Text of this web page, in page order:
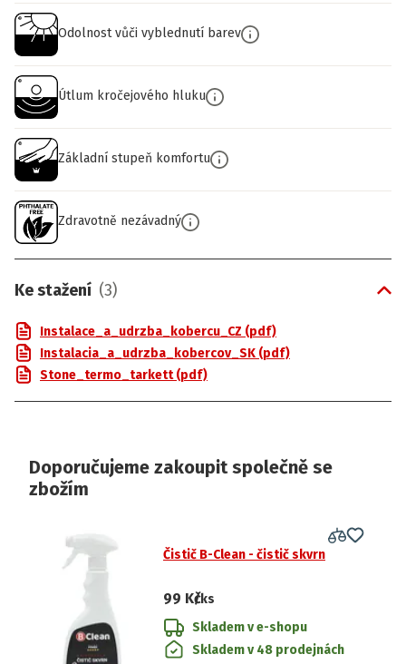
Odolnost vůči vyblednutí barev
Útlum kročejového hluku
Základní stupeň komfortu
Zdravotně nezávadný
Ke stažení (3)
Instalace_a_udrzba_kobercu_CZ (pdf)
Instalacia_a_udrzba_kobercov_SK (pdf)
Stone_termo_tarkett (pdf)
Doporučujeme zakoupit společně se
zbožím
Čistič B-Clean - čistič skvrn
99 Kč/ks
Skladem v e-shopu
Skladem v 48 prodejnách